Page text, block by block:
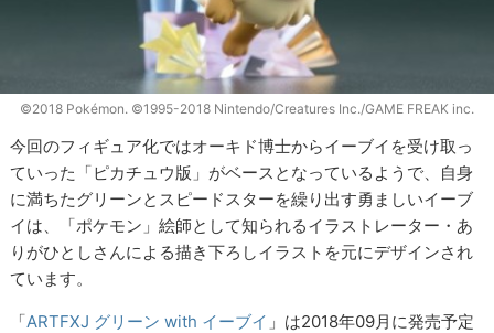
©2018 Pokémon. ©1995-2018 Nintendo/Creatures Inc./GAME FREAK inc.
今回のフィギュア化ではオーキド博士からイーブイを受け取っ
ていった「ピカチュウ版」がベースとなっているようで、自身
に満ちたグリーンとスピードスターを繰り出す勇ましいイーブ
イは、「ポケモン」絵師として知られるイラストレーター・あ
りがひとしさんによる描き下ろしイラストを元にデザインされ
ています。
「ARTFXJ グリーン with イーブイ 」は2018年09月に発売予定